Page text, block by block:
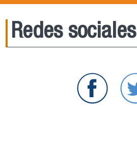
Redes sociales